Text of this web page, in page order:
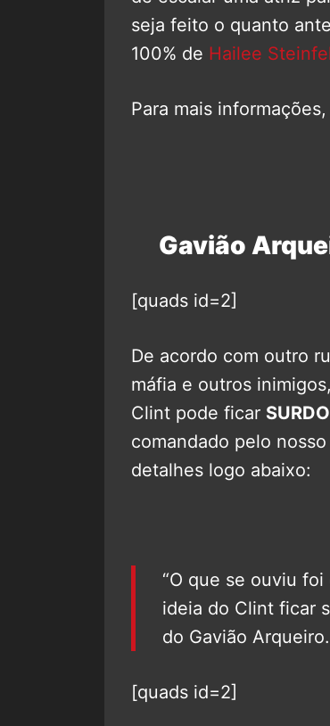
seja feito o quanto
100% de Hailee
Para mais
Gavião
[quads id=2]
De acordo com outro
máfia e outros
Clint pode ficar SURDO
comandado pelo
detalhes logo abaixo:
“O que se ouviu
ideia do Clint ficar
do Gavião
[quads id=2]